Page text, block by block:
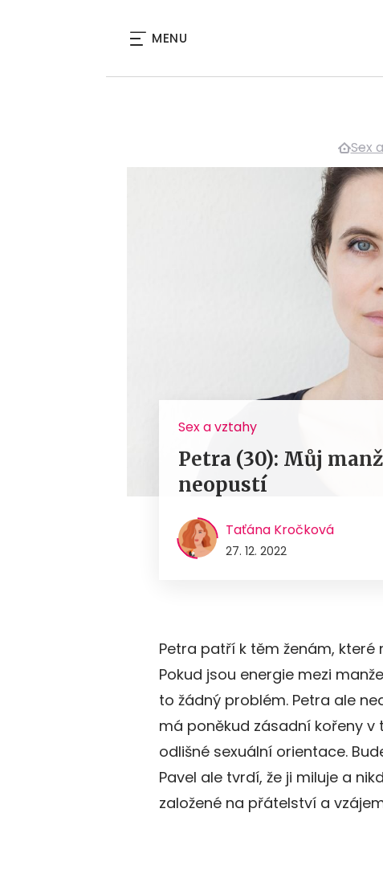
MENU
Sex
Sex a vztahy
Petra (30): Můj
neopustí
Taťána Kročková
27. 12. 2022
Petra patří k těm ženám, které
Pokud jsou energie mezi
to žádný problém. Petra ale
má poněkud zásadní kořeny v
odlišné sexuální orientace.
Pavel ale tvrdí, že ji miluje a
založené na přátelství a